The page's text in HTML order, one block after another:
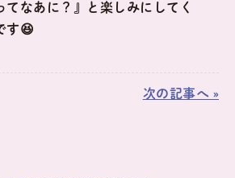
てなあに？』と楽しみにしてく
す😆
次の記事へ »